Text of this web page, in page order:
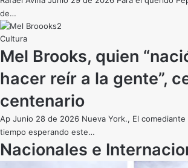
de…
Cultura
Mel Brooks, quien
hacer reír a la gente”,
centenario
Ap Junio 28 de 2026 Nueva York., El comediante
tiempo esperando este…
Nacionales e